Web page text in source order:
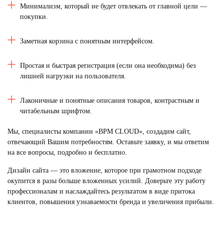
Минимализм, который не будет отвлекать от главной цели —
покупки.
Заметная корзина с понятным интерфейсом.
Простая и быстрая регистрация (если она необходима) без
лишней нагрузки на пользователя.
Лаконичные и понятные описания товаров, контрастным и
читабельным шрифтом.
Мы, специалисты компании «BPM CLOUD», создадим сайт,
отвечающий Вашим потребностям. Оставьте заявку, и мы ответим
на все вопросы, подробно и бесплатно.
Дизайн сайта — это вложение, которое при грамотном подходе
окупится в разы больше вложенных усилий. Доверьте эту работу
профессионалам и наслаждайтесь результатом в виде притока
клиентов, повышения узнаваемости бренда и увеличения прибыли.